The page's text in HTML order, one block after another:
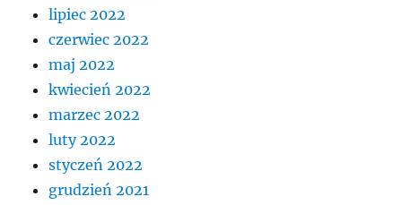
lipiec 2022
czerwiec 2022
maj 2022
kwiecień 2022
marzec 2022
luty 2022
styczeń 2022
grudzień 2021